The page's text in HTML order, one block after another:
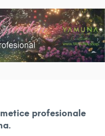
profesionale